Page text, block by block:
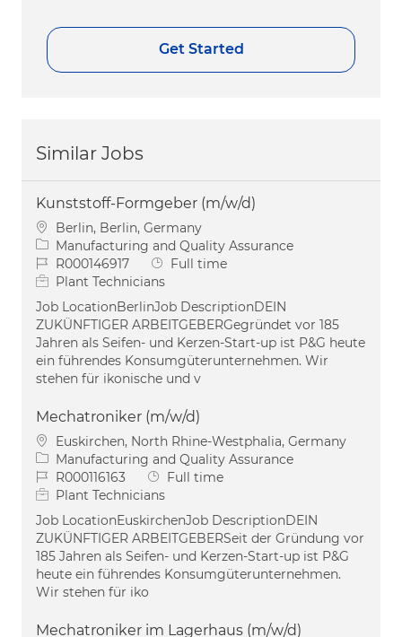
Get Started
Similar Jobs
Kunststoff-Formgeber (m/w/d)
Location
Berlin, Berlin, Germany
Category
Manufacturing and Quality Assurance
Job IdR000146917 Job Type
Full time
Plant Technicians
Job LocationBerlinJob DescriptionDEIN
ZUKÜNFTIGER ARBEITGEBERGegründet vor 185
Jahren als Seifen- und Kerzen-Start-up ist P&G heute
ein führendes Konsumgüterunternehmen. Wir
stehen für ikonische und v
Mechatroniker (m/w/d)
Location
Euskirchen, North Rhine-Westphalia, Germany
Category
Manufacturing and Quality Assurance
Job IdR000116163 Job Type
Full time
Plant Technicians
Job LocationEuskirchenJob DescriptionDEIN
ZUKÜNFTIGER ARBEITGEBERSeit der Gründung vor
185 Jahren als Seifen- und Kerzen-Start-up ist P&G
heute ein führendes Konsumgüterunternehmen.
Wir stehen für iko
Mechatroniker im Lagerhaus (m/w/d)